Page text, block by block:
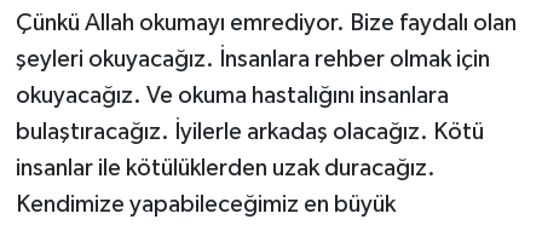
Çünkü Allah okumayı emrediyor. Bize faydalı olan
şeyleri okuyacağız. İnsanlara rehber olmak için
okuyacağız. Ve okuma hastalığını insanlara
bulaştıracağız. İyilerle arkadaş olacağız. Kötü
insanlar ile kötülüklerden uzak duracağız.
Kendimize yapabileceğimiz en büyük
Sakarya Müftülüğü
Samsun Müftülüğü
Siirt Müftülüğü
Sinop Müftülüğü